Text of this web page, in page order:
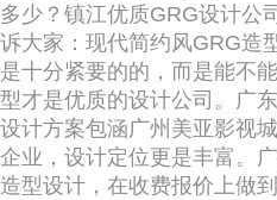
多少？镇江优质GRG设计公
诉大家：现代简约风GRG造
是十分紧要的的，而是能不
型才是优质的设计公司。广
设计方案包涵广州美亚影视
企业，设计定位更是丰富。
造型设计，在收费报价上做